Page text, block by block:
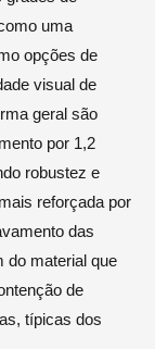
uma
opções de
visual de
geral são
por 1,2
robustez e
reforçada por
das
do material que
de
típicas dos